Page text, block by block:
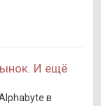
И ещё
в